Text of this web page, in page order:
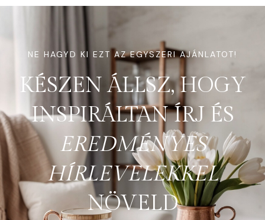
NE HAGYD KI EZT AZ EGYSZERI AJÁNLATOT!
KÉSZEN ÁLLSZ, HOGY
INSPIRÁLTAN ÍRJ ÉS
EREDMÉNYES
HÍRLEVELEKKEL
NÖVELD